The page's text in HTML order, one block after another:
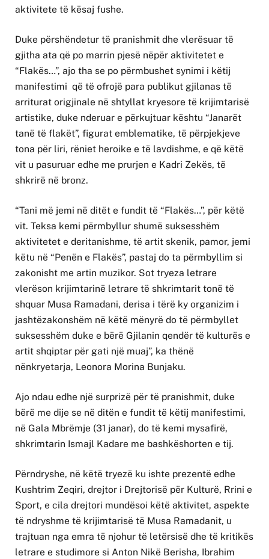
aktivitete të kësaj fushe.
Duke përshëndetur të pranishmit dhe vlerësuar të
gjitha ata që po marrin pjesë nëpër aktivitetet e
“Flakës…”, ajo tha se po përmbushet synimi i këtij
manifestimi që të ofrojë para publikut gjilanas të
arriturat origjinale në shtyllat kryesore të krijimtarisë
artistike, duke nderuar e përkujtuar kështu “Janarët
tanë të flakët”, figurat emblematike, të përpjekjeve
tona për liri, rëniet heroike e të lavdishme, e që këtë
vit u pasuruar edhe me prurjen e Kadri Zekës, të
shkrirë në bronz.
“Tani më jemi në ditët e fundit të “Flakës…”, për këtë
vit. Teksa kemi përmbyllur shumë suksesshëm
aktivitetet e deritanishme, të artit skenik, pamor, jemi
këtu në “Penën e Flakës”, pastaj do ta përmbyllim si
zakonisht me artin muzikor. Sot tryeza letrare
vlerëson krijimtarinë letrare të shkrimtarit tonë të
shquar Musa Ramadani, derisa i tërë ky organizim i
jashtëzakonshëm në këtë mënyrë do të përmbyllet
suksesshëm duke e bërë Gjilanin qendër të kulturës e
artit shqiptar për gati një muaj”, ka thënë
nënkryetarja, Leonora Morina Bunjaku.
Ajo ndau edhe një surprizë për të pranishmit, duke
bërë me dije se në ditën e fundit të këtij manifestimi,
në Gala Mbrëmje (31 janar), do të kemi mysafirë,
shkrimtarin Ismajl Kadare me bashkëshorten e tij.
Përndryshe, në këtë tryezë ku ishte prezentë edhe
Kushtrim Zeqiri, drejtor i Drejtorisë për Kulturë, Rrini e
Sport, e cila drejtori mundësoi këtë aktivitet, aspekte
të ndryshme të krijimtarisë të Musa Ramadanit, u
trajtuan nga emra të njohur të letërsisë dhe të kritikës
letrare e studimore si Anton Nikë Berisha, Ibrahim